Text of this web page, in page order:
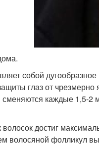
собой
глаз от
каждые 1,5-2
волосок достиг
волосяной фолликул